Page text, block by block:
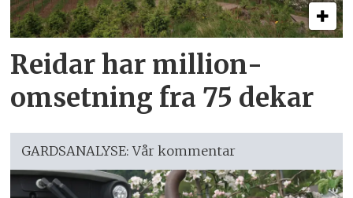
Reidar har million­
omsetning fra 75 dekar
GARDSANALYSE: Vår kommentar